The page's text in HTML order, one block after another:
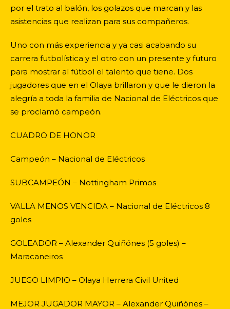
por el trato al balón, los golazos que marcan y las
asistencias que realizan para sus compañeros.
Uno con más experiencia y ya casi acabando su
carrera futbolística y el otro con un presente y futuro
para mostrar al fútbol el talento que tiene. Dos
jugadores que en el Olaya brillaron y que le dieron la
alegría a toda la familia de Nacional de Eléctricos que
se proclamó campeón.
CUADRO DE HONOR
Campeón – Nacional de Eléctricos
SUBCAMPEÓN – Nottingham Primos
VALLA MENOS VENCIDA – Nacional de Eléctricos 8
goles
GOLEADOR – Alexander Quiñónes (5 goles) –
Maracaneiros
JUEGO LIMPIO – Olaya Herrera Civil United
MEJOR JUGADOR MAYOR – Alexander Quiñónes –